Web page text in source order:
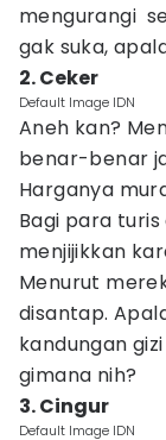
mengurangi
gak suka,
2. Ceker
Default Image IDN
Aneh kan?
benar-benar
Harganya
Bagi para
menjijikkan
Menurut
disantap.
kandungan
gimana nih?
3. Cingur
Default Image IDN